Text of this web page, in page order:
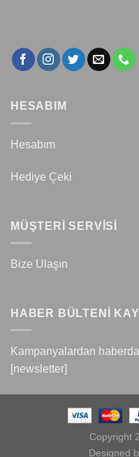
HESABIM
Hesabım
Hediye Çeki
MÜŞTERİ SERVİSİ
Bize Ulaşın
HABER BÜLTENİ
Kampanyalardan
[newsletter]
Copyright
Designed